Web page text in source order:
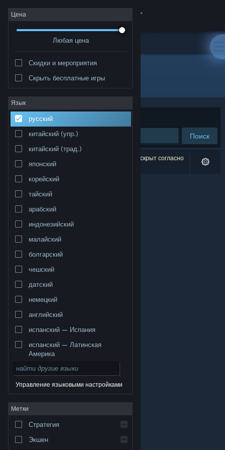
Войти
Сообщество
Информация
Поддержка
Изменить язык
Полная версия
© Valve Corporation. Все права сохранены. Все
торговые марки являются собственностью
Правовая информация
Соглашение подписчика Steam
Файлы cookie
Цена
Любая цена
Скидки и мероприятия
Скрыть бесплатные игры
Язык
русский
китайский (упр.)
китайский (трад.)
японский
корейский
тайский
арабский
индонезийский
малайский
болгарский
чешский
датский
немецкий
английский
испанский — Испания
испанский — Латинская
Америка
Управление языковыми настройками
Метки
Стратегия
Экшен
Разработчик: MTR
Сортировать по
Поиск
Результатов по вашему запросу: 0. 1 продукт скрыт согласно
вашим настройкам.